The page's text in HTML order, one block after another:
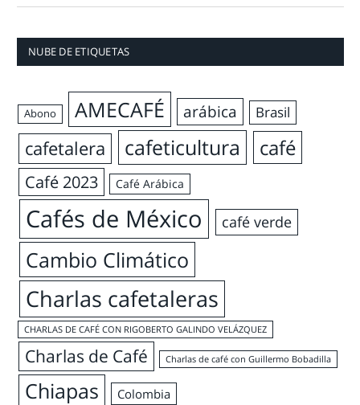
NUBE DE ETIQUETAS
Abono AMECAFÉ arábica Brasil
cafetalera cafeticultura café
Café 2023 Café Arábica
Cafés de México café verde
Cambio Climático
Charlas cafetaleras
CHARLAS DE CAFÉ CON RIGOBERTO GALINDO VELÁZQUEZ
Charlas de Café Charlas de café con Guillermo Bobadilla
Chiapas Colombia